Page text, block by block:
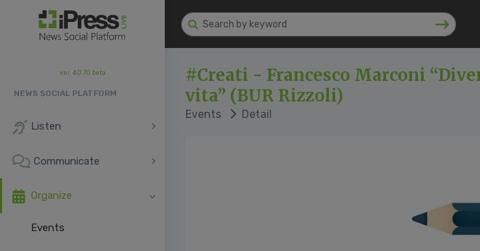
ver. 4.0.70 beta
NEWS SOCIAL PLATFORM
Listen
Communicate
Organize
Events
#Creati - Francesco Marconi
vita” (BUR Rizzoli)
Events Detail